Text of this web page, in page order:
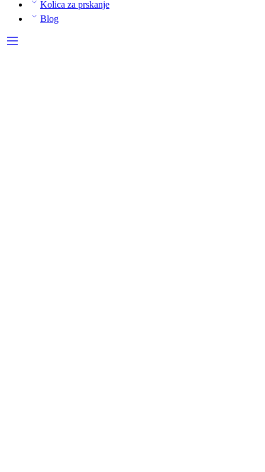
Kolica za prskanje
Blog